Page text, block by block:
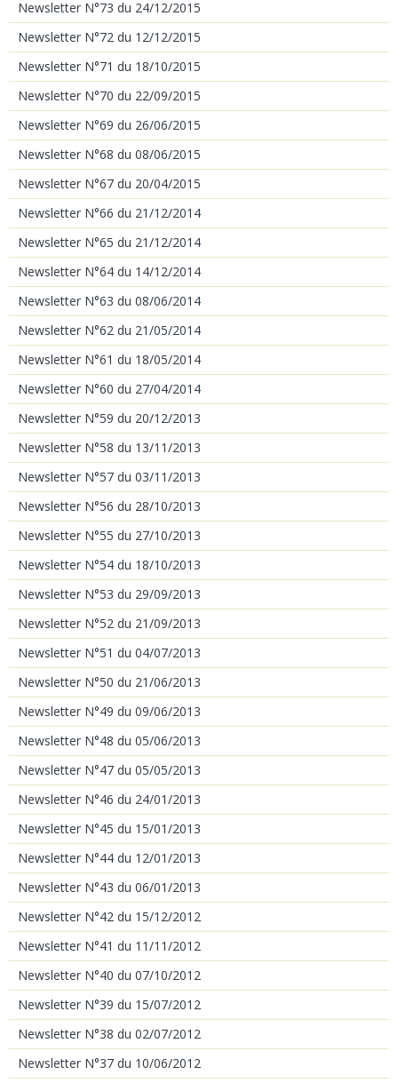
Newsletter N°73 du 24/12/2015
Newsletter N°72 du 12/12/2015
Newsletter N°71 du 18/10/2015
Newsletter N°70 du 22/09/2015
Newsletter N°69 du 26/06/2015
Newsletter N°68 du 08/06/2015
Newsletter N°67 du 20/04/2015
Newsletter N°66 du 21/12/2014
Newsletter N°65 du 21/12/2014
Newsletter N°64 du 14/12/2014
Newsletter N°63 du 08/06/2014
Newsletter N°62 du 21/05/2014
Newsletter N°61 du 18/05/2014
Newsletter N°60 du 27/04/2014
Newsletter N°59 du 20/12/2013
Newsletter N°58 du 13/11/2013
Newsletter N°57 du 03/11/2013
Newsletter N°56 du 28/10/2013
Newsletter N°55 du 27/10/2013
Newsletter N°54 du 18/10/2013
Newsletter N°53 du 29/09/2013
Newsletter N°52 du 21/09/2013
Newsletter N°51 du 04/07/2013
Newsletter N°50 du 21/06/2013
Newsletter N°49 du 09/06/2013
Newsletter N°48 du 05/06/2013
Newsletter N°47 du 05/05/2013
Newsletter N°46 du 24/01/2013
Newsletter N°45 du 15/01/2013
Newsletter N°44 du 12/01/2013
Newsletter N°43 du 06/01/2013
Newsletter N°42 du 15/12/2012
Newsletter N°41 du 11/11/2012
Newsletter N°40 du 07/10/2012
Newsletter N°39 du 15/07/2012
Newsletter N°38 du 02/07/2012
Newsletter N°37 du 10/06/2012